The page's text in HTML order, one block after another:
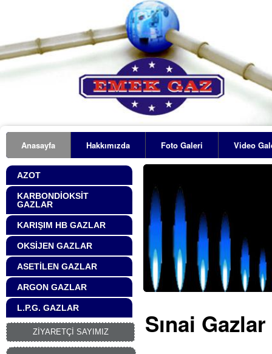
Anasayfa Hakkımızda Foto Galeri Video
AZOT
KARBONDİOKSİT
GAZLAR
KARIŞIM HB GAZLAR
OKSİJEN GAZLAR
ASETİLEN GAZLAR
ARGON GAZLAR
L.P.G. GAZLAR
ZİYARETÇİ SAYIMIZ Sınai Gazlar